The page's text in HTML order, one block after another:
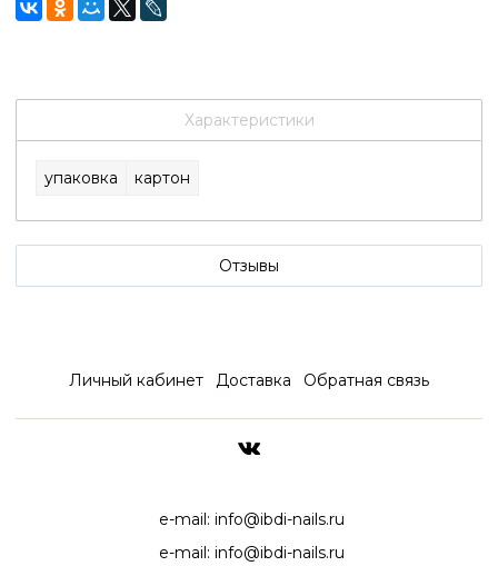
Характеристики
упаковка картон
Отзывы
Личный кабинет Доставка Обратная связь
e-mail: info@ibdi-nails.ru
e-mail: info@ibdi-nails.ru